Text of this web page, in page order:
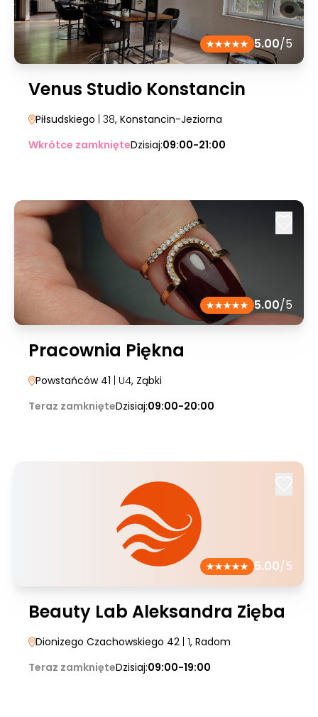
5.00/5
Venus Studio Konstancin
Piłsudskiego | 38, Konstancin-Jeziorna
Wkrótce zamknięteDzisiaj:09:00-21:00
5.00/5
Pracownia Piękna
Powstańców 41 | U4, Ząbki
Teraz zamknięteDzisiaj:09:00-20:00
5.00/5
Beauty Lab Aleksandra Zięba
Dionizego Czachowskiego 42 | 1, Radom
Teraz zamknięteDzisiaj:09:00-19:00